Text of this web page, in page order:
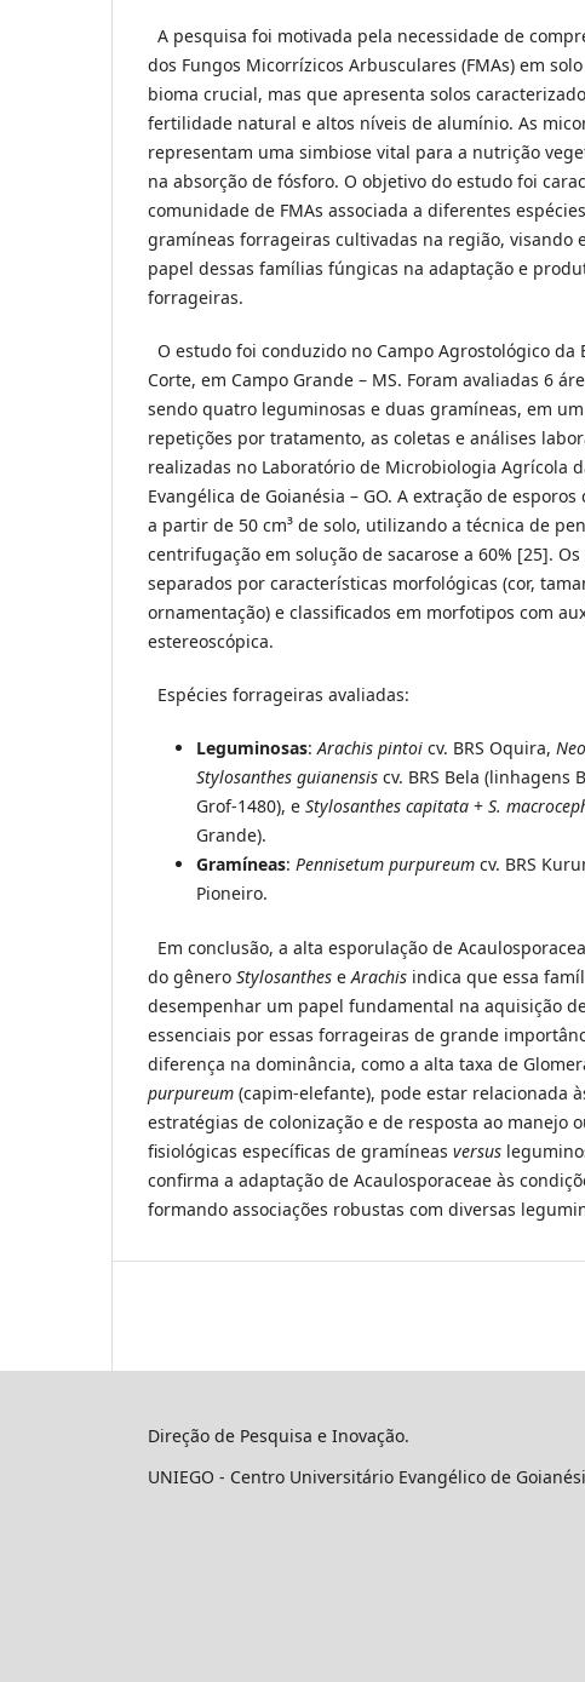
A pesquisa foi motivada pela necessidade de
dos Fungos Micorrízicos Arbusculares (FMAs) em
bioma crucial, mas que apresenta solos
fertilidade natural e altos níveis de alumínio. As
representam uma simbiose vital para a nutrição
na absorção de fósforo. O objetivo do estudo foi
comunidade de FMAs associada a diferentes
gramíneas forrageiras cultivadas na região, visando
papel dessas famílias fúngicas na adaptação e
forrageiras.
O estudo foi conduzido no Campo Agrostológico da
Corte, em Campo Grande – MS. Foram avaliadas 6
sendo quatro leguminosas e duas gramíneas, em
repetições por tratamento, as coletas e análises
realizadas no Laboratório de Microbiologia Agrícola
Evangélica de Goianésia – GO. A extração de
a partir de 50 cm³ de solo, utilizando a técnica de
centrifugação em solução de sacarose a 60% [25].
separados por características morfológicas (cor,
ornamentação) e classificados em morfotipos com
estereoscópica.
Espécies forrageiras avaliadas:
Leguminosas:Arachis pintoi cv. BRS Oquira,
Stylosanthes guianensis cv. BRS Bela (linhagens
Grof-1480), e Stylosanthes capitata + S.
Grande).
Gramíneas: Pennisetum purpureum cv. BRS
Pioneiro.
Em conclusão, a alta esporulação de
do gênero Stylosanthes e Arachis indica que essa
desempenhar um papel fundamental na aquisição
essenciais por essas forrageiras de grande
diferença na dominância, como a alta taxa de
purpureum (capim-elefante), pode estar relacionada
estratégias de colonização e de resposta ao manejo
fisiológicas específicas de gramíneas versus
confirma a adaptação de Acaulosporaceae às
formando associações robustas com diversas
Direção de Pesquisa e Inovação.
UNIEGO - Centro Universitário Evangélico de